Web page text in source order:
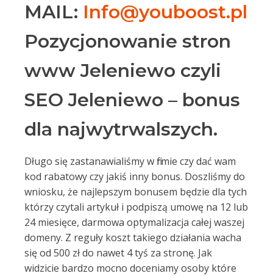
MAIL: Info@youboost.pl
Pozycjonowanie stron
www Jeleniewo czyli
SEO Jeleniewo – bonus
dla najwytrwalszych.
Długo się zastanawialiśmy w firmie czy dać wam
kod rabatowy czy jakiś inny bonus. Doszliśmy do
wniosku, że najlepszym bonusem będzie dla tych
którzy czytali artykuł i podpiszą umowę na 12 lub
24 miesięce, darmowa optymalizacja całej waszej
domeny. Z reguły koszt takiego działania wacha
się od 500 zł do nawet 4 tyś za stronę. Jak
widzicie bardzo mocno doceniamy osoby które